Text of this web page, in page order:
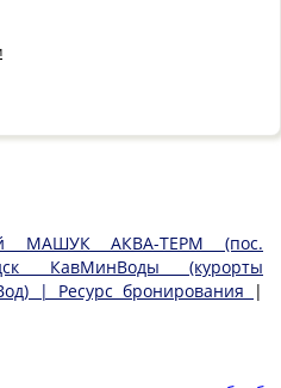
МАШУК АКВА-ТЕРМ (пос.
КавМинВоды (курорты
| Ресурс бронирования
|